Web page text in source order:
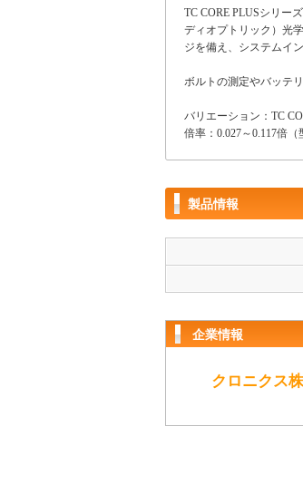
TC CORE PLUSシリー
ディオプトリック）光
ジを備え、システムイ
ボルトの測定やバッテ
バリエーション：TC
倍率：0.027～0.117倍（
製品情報
企業情報
クロニクス